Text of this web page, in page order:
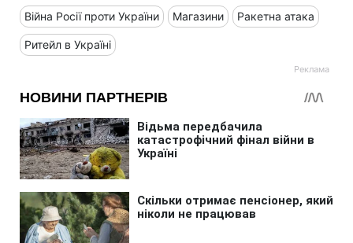
Війна Росії проти України Магазини Ракетна атака
Ритейл в Україні